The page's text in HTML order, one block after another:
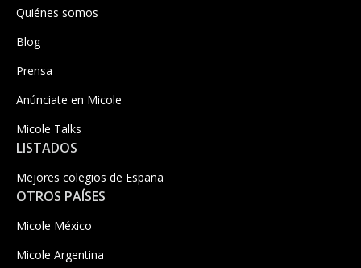
Quiénes somos
Blog
Prensa
Anúnciate en Micole
Micole Talks
LISTADOS
Mejores colegios de España
OTROS PAÍSES
Micole México
Micole Argentina